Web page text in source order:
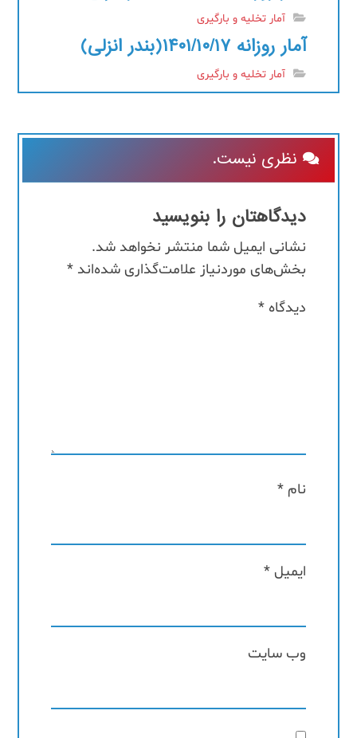
آمار تخلیه و بارگیری
آمار روزانه ۱۴۰۱/۱۰/۱۷(بندر انزلی)
آمار تخلیه و بارگیری
نظری نیست.
دیدگاهتان را بنویسید
نشانی ایمیل شما منتشر نخواهد شد.
بخش‌های موردنیاز علامت‌گذاری شده‌اند*
دیدگاه*
نام*
ایمیل*
وب‌ سایت